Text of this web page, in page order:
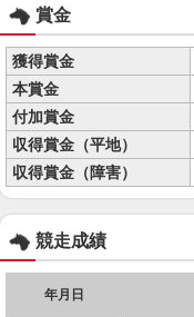
賞金
獲得賞金
本賞金
付加賞金
収得賞金（平地）
収得賞金（障害）
競走成績
年月日